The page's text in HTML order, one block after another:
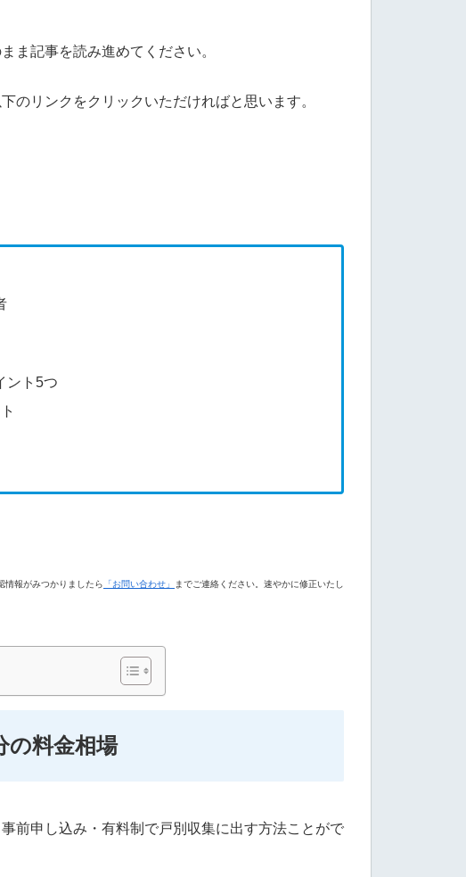
ま記事を読み進めてください。
のリンクをクリックいただければと思います。
ント5つ
情報がみつかりましたら 「お問い合わせ」 までご連絡ください。速やかに修正いたし
の料金相場
前申し込み・有料制で戸別収集に出す方法ことがで